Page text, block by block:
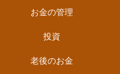
お金の管理
投資
老後のお金